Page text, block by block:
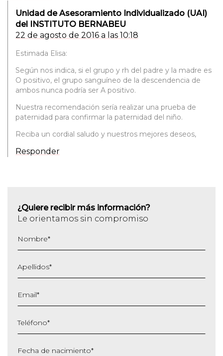
Unidad de Asesoramiento Individualizado (UAI)
del INSTITUTO BERNABEU
22 de agosto de 2016 a las 10:18
Estimada Elisa:
Según nos indica, si el grupo y rh del padre y la madre es
O positivo, el grupo sanguíneo de la descendencia de
ambos nunca podría ser A positivo.
Nuestra recomendación sería realizar una prueba de
paternidad para confirmar la paternidad del niño.
Reciba un cordial saludo y nuestros mejores deseos,
Responder
¿Quiere recibir más información?
Le orientamos sin compromiso
Nombre*
Apellidos*
Email*
Teléfono*
Fecha de nacimiento*